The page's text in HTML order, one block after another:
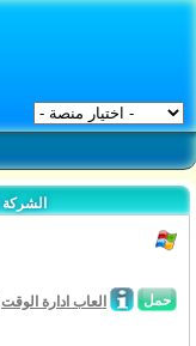
مباريات من قبل JUMB-O-FUN الشركة
حمل العاب ادارة الوقت